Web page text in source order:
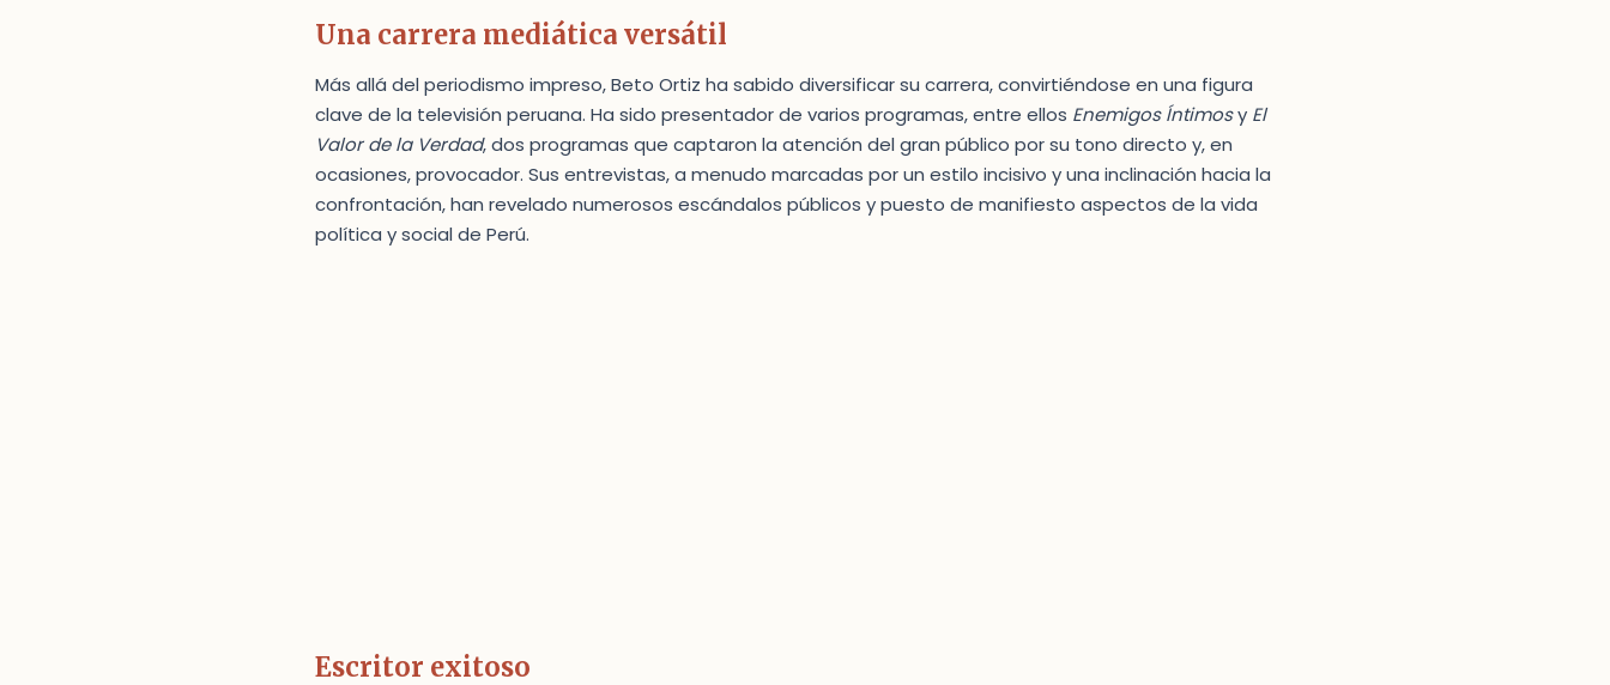
Una carrera mediática versátil
Más allá del periodismo impreso, Beto Ortiz ha sabido diversificar su carrera, convirtiéndose en una figura
clave de la televisión peruana. Ha sido presentador de varios programas, entre ellos Enemigos Íntimosy El
Valor de la Verdad, dos programas que captaron la atención del gran público por su tono directo y, en
ocasiones, provocador. Sus entrevistas, a menudo marcadas por un estilo incisivo y una inclinación hacia la
confrontación, han revelado numerosos escándalos públicos y puesto de manifiesto aspectos de la vida
política y social de Perú.
Escritor exitoso